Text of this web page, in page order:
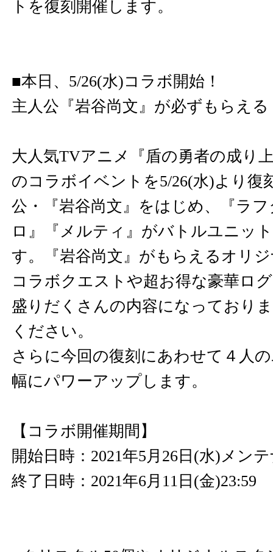
トを復刻開催します。
​​■本日、5/26(水)コラボ開始！
主人公『岩谷尚文』が必ずもらえる
大人気TVアニメ『盾の勇者の成り
のコラボイベントを5/26(水)より復
公・『岩谷尚文』をはじめ、『ラ
ロ』『メルティ』がバトルユニッ
す。『岩谷尚文』がもらえるオリ
コラボクエストや超お得な豪華ロ
盛りだくさんの内容になっており
ください。
さらに今回の復刻にあわせて４人
幅にパワーアップします。
【コラボ開催期間】
開始日時：2021年5月26日(水)メン
終了日時：2021年6月11日(金)23:59